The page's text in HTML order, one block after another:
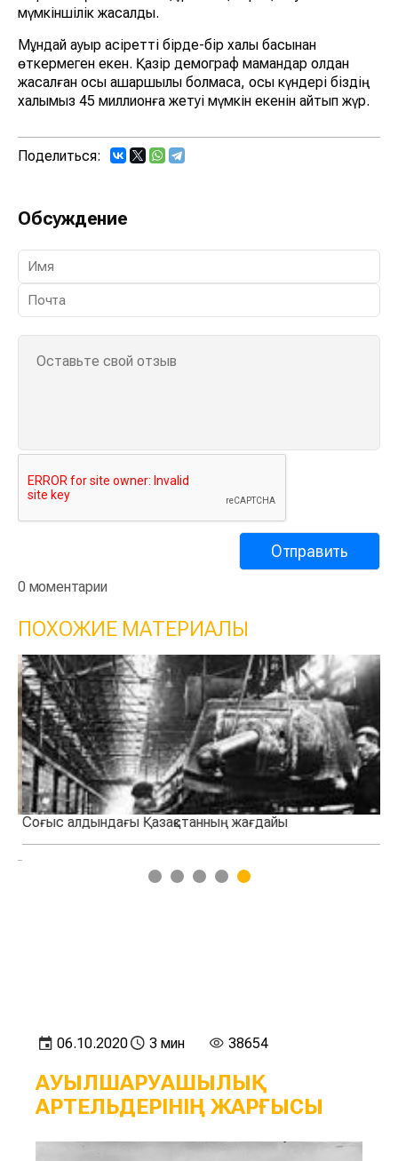
мүмкіншілік жасалды.
Мұндай ауыр қасіретті бірде-бір халық басынан
өткермеген екен. Қазір демограф мамандар қолдан
жасалған осы ашаршылық болмаса, осы күндері біздің
халқымыз 45 миллионға жетуі мүмкін екенін айтып жүр.
Поделиться:
Обсуждение
0 моментарии
ПОХОЖИЕ МАТЕРИАЛЫ
Соғыс алдындағы Қазақстанның жағдайы
1 2 3 4 5
06.10.2020 3 мин 38654
АУЫЛШАРУАШЫЛЫҚ
АРТЕЛЬДЕРІНІҢ ЖАРҒЫСЫ